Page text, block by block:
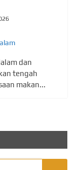
dan
tengah
makan...